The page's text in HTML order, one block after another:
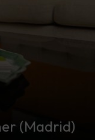
(Madrid)